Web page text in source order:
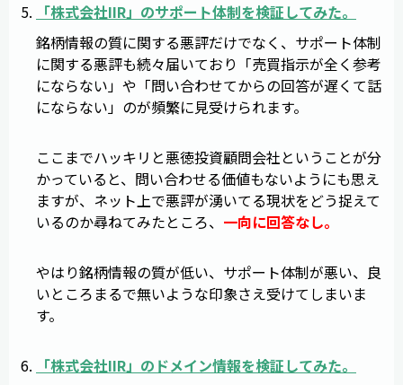
「株式会社IIR」のサポート体制を検証してみた。
銘柄情報の質に関する悪評だけでなく、サポート体制
に関する悪評も続々届いており「売買指示が全く参考
にならない」や「問い合わせてからの回答が遅くて話
にならない」のが頻繁に見受けられます。
ここまでハッキリと悪徳投資顧問会社ということが分
かっていると、問い合わせる価値もないようにも思え
ますが、ネット上で悪評が湧いてる現状をどう捉えて
いるのか尋ねてみたところ、 一向に回答なし。
やはり銘柄情報の質が低い、サポート体制が悪い、良
いところまるで無いような印象さえ受けてしまいま
す。
「株式会社IIR」のドメイン情報を検証してみた。